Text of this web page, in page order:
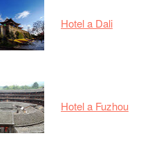
Hotel a Dali
Hotel a Fuzhou